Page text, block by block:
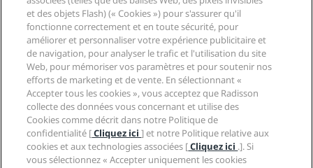
Application Radisson Hotels
Hôtels adaptés aux sportifs
Hôtels adaptés aux Familles
Santé et sécurité
Médias
Carrières RHG
Carrières PPHE
Carrières EHL
The Club by RHG
Opportunités de développement
Entreprise responsable
Approvisionnement
Centre de confidentialité
Mentions légales
Conditions générales Radisson Rewards
Contrat d’utilisation du site
Accessibilité numérique
Déclaration sur l’esclavage moderne
Aide
Avis aux consommateurs
Contact
FAQ
Plan du site
Médias sociaux
Marques Radisson Hotels
et des objets Flash) (« Cookies ») pour s'assurer qu'il
fonctionne correctement et en toute sécurité, pour
améliorer et personnaliser votre expérience publicitaire et
de navigation, pour analyser le trafic et l'utilisation du site
Web, pour mémoriser vos paramètres et pour soutenir nos
efforts de marketing et de vente. En sélectionnant «
Accepter tous les cookies », vous acceptez que Radisson
collecte des données vous concernant et utilise des
Cookies comme décrit dans notre Politique de
confidentialité [Cliquez ici] et notre Politique relative aux
cookies et aux technologies associées [Cliquez ici .]. Si
vous sélectionnez « Accepter uniquement les cookies